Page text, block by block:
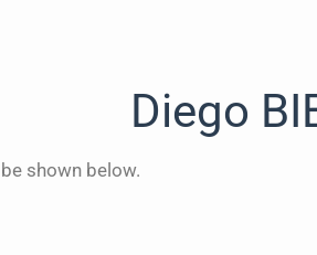
Diego
shown below.